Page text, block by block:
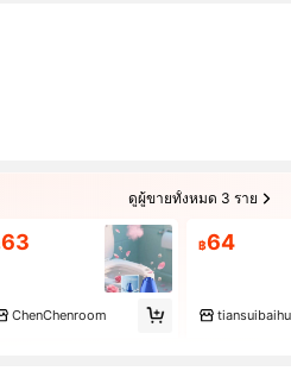
มัติ, ขจัดคราบมันได้ดี,
รื่องมือขนาดเล็กในครั
ดูผู้ขายทั้งหมด 3 ราย
63
ChenChenroom
฿64